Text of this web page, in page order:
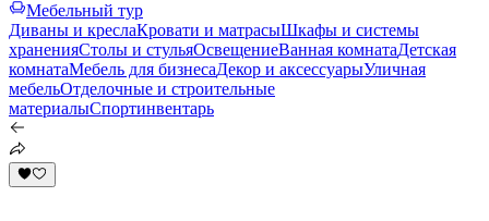
Мебельный тур
Диваны и креслаКровати и матрасыШкафы и системы
храненияСтолы и стульяОсвещениеВанная комнатаДетская
комнатаМебель для бизнесаДекор и аксессуарыУличная
мебельОтделочные и строительные
материалыСпортинвентарь